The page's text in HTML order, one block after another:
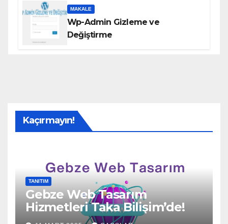
MAKALE
Wp-Admin Gizleme ve
Değiştirme
Kaçırmayın!
TANITIM
Gebze Web Tasarım
Hizmetleri Taka Bilişim’de!